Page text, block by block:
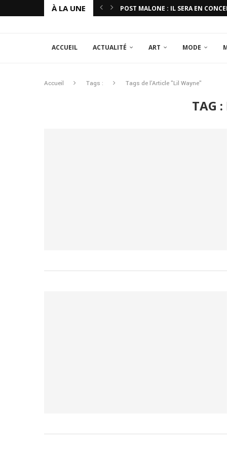
À LA UNE POST MALONE : IL SERA EN
ACCUEIL ACTUALITÉ ART MODE
Accueil Tags : Tags de l'Article "Lil Wayne"
TAG :